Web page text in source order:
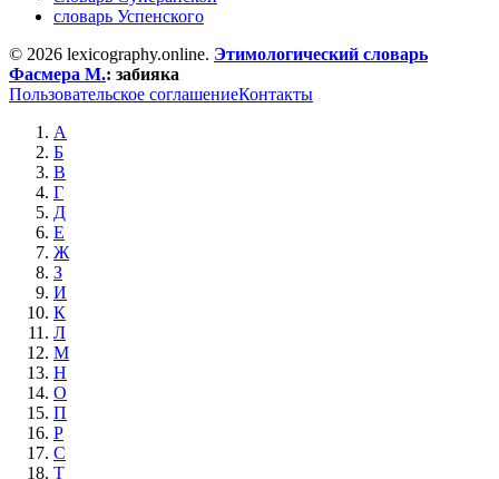
словарь Успенского
© 2026 lexicography.online. Этимологический словарь
Фасмера М.: забияка
Пользовательское соглашениеКонтакты
А
Б
В
Г
Д
Е
Ж
З
И
К
Л
М
Н
О
П
Р
С
Т